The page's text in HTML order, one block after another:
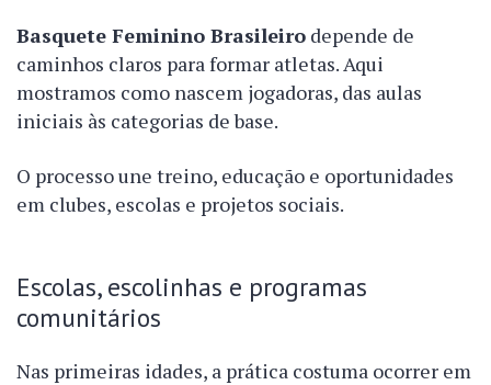
Basquete Feminino Brasileiro depende de
caminhos claros para formar atletas. Aqui
mostramos como nascem jogadoras, das aulas
iniciais às categorias de base.
O processo une treino, educação e oportunidades
em clubes, escolas e projetos sociais.
Escolas, escolinhas e programas
comunitários
Nas primeiras idades, a prática costuma ocorrer em